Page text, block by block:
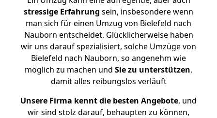
stressige Erfahrung sein, insbesondere wenn
man sich für einen Umzug von Bielefeld nach
Nauborn entscheidet. Glücklicherweise haben
wir uns darauf spezialisiert, solche Umzüge von
Bielefeld nach Nauborn, so angenehm wie
möglich zu machen und Sie zu unterstützen,
damit alles reibungslos verläuft
Unsere Firma kennt die besten Angebote, und
wir sind stolz darauf, behaupten zu können,